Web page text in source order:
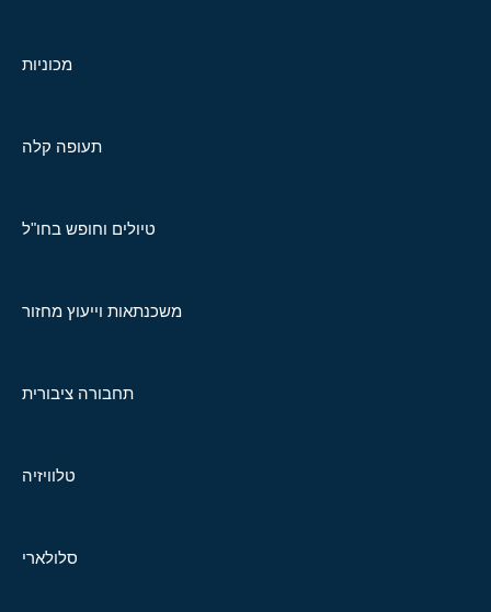
מכוניות
תעופה קלה
טיולים וחופש בחו"ל
משכנתאות וייעוץ מחזור
תחבורה ציבורית
טלוויזיה
סלולארי